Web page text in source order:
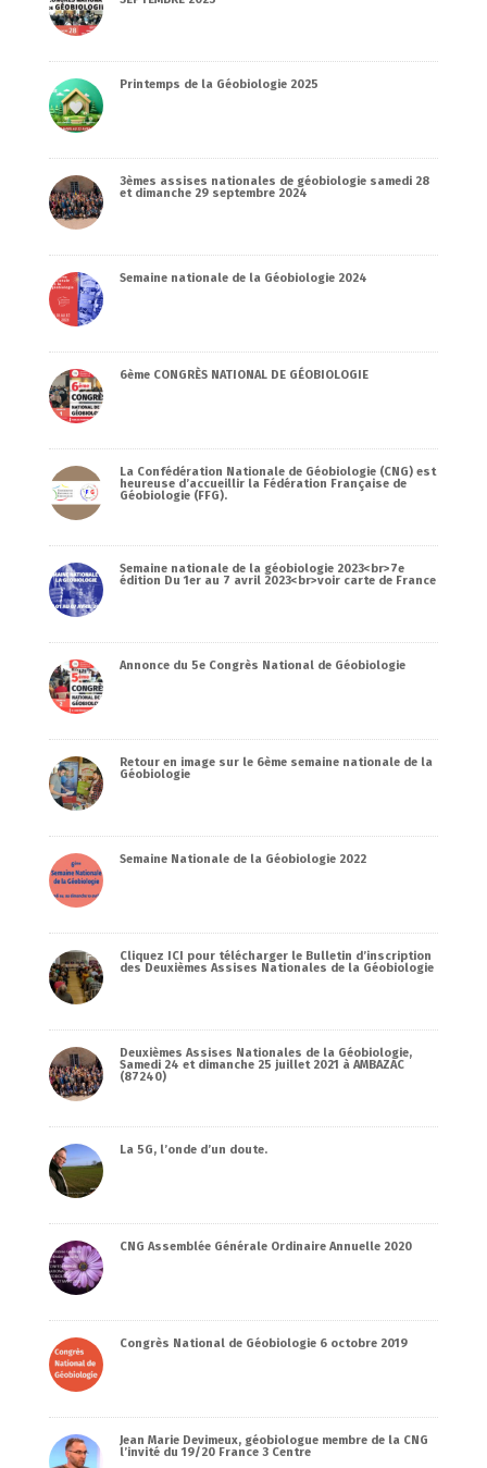
Printemps de la Géobiologie 2025
3èmes assises nationales de géobiologie samedi 28
et dimanche 29 septembre 2024
Semaine nationale de la Géobiologie 2024
6ème CONGRÈS NATIONAL DE GÉOBIOLOGIE
La Confédération Nationale de Géobiologie (CNG) est
heureuse d’accueillir la Fédération Française de
Géobiologie (FFG).
Semaine nationale de la géobiologie 2023<br>7e
édition Du 1er au 7 avril 2023<br>voir carte de France
Annonce du 5e Congrès National de Géobiologie
Retour en image sur le 6ème semaine nationale de la
Géobiologie
Semaine Nationale de la Géobiologie 2022
Cliquez ICI pour télécharger le Bulletin d’inscription
des Deuxièmes Assises Nationales de la Géobiologie
Deuxièmes Assises Nationales de la Géobiologie,
Samedi 24 et dimanche 25 juillet 2021 à AMBAZAC
(87240)
La 5G, l’onde d’un doute.
CNG Assemblée Générale Ordinaire Annuelle 2020
Congrès National de Géobiologie 6 octobre 2019
Jean Marie Devimeux, géobiologue membre de la CNG
l’invité du 19/20 France 3 Centre